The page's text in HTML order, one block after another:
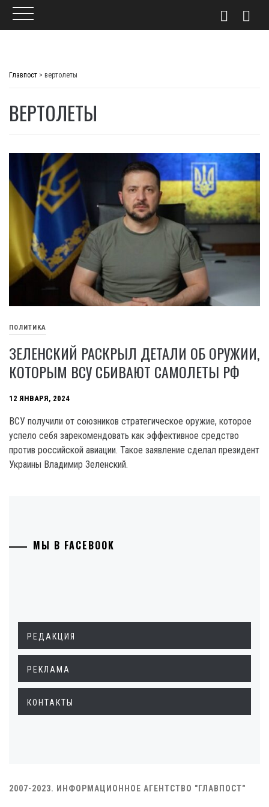
Главпост > вертолеты
ВЕРТОЛЕТЫ
ПОЛИТИКА
ЗЕЛЕНСКИЙ РАСКРЫЛ ДЕТАЛИ ОБ ОРУЖИИ,
КОТОРЫМ ВСУ СБИВАЮТ САМОЛЕТЫ РФ
12 ЯНВАРЯ, 2024
ВСУ получили от союзников стратегическое оружие, которое
успело себя зарекомендовать как эффективное средство
против российской авиации. Такое заявление сделал президент
Украины Владимир Зеленский.
МЫ В FACEBOOK
РЕДАКЦИЯ
РЕКЛАМА
КОНТАКТЫ
2007-2023. ИНФОРМАЦИОННОЕ АГЕНТСТВО "ГЛАВПОСТ"